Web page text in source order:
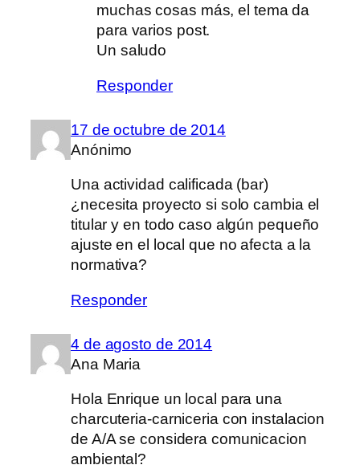
muchas cosas más, el tema da
para varios post.
Un saludo
Responder
17 de octubre de 2014
Anónimo
Una actividad calificada (bar)
¿necesita proyecto si solo cambia el
titular y en todo caso algún pequeño
ajuste en el local que no afecta a la
normativa?
Responder
4 de agosto de 2014
Ana Maria
Hola Enrique un local para una
charcuteria-carniceria con instalacion
de A/A se considera comunicacion
ambiental?